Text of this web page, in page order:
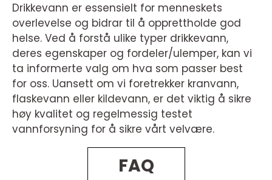
Drikkevann er essensielt for menneskets
overlevelse og bidrar til å opprettholde god
helse. Ved å forstå ulike typer drikkevann,
deres egenskaper og fordeler/ulemper, kan vi
ta informerte valg om hva som passer best
for oss. Uansett om vi foretrekker kranvann,
flaskevann eller kildevann, er det viktig å sikre
høy kvalitet og regelmessig testet
vannforsyning for å sikre vårt velvære.
FAQ